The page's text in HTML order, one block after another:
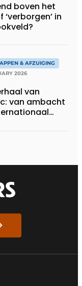
boven het
‘verborgen’ in
& AFZUIGING
2026
van
van ambacht